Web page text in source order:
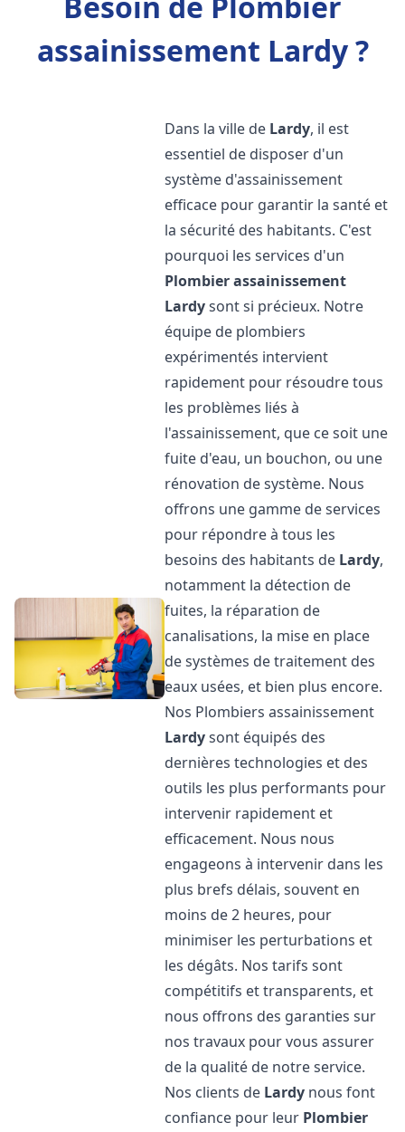
assainissement Lardy ?
Dans la ville de Lardy, il est
essentiel de disposer d'un
système d'assainissement
efficace pour garantir la santé et
la sécurité des habitants. C'est
pourquoi les services d'un
Plombier assainissement
Lardysont si précieux. Notre
équipe de plombiers
expérimentés intervient
rapidement pour résoudre tous
les problèmes liés à
l'assainissement, que ce soit une
fuite d'eau, un bouchon, ou une
rénovation de système. Nous
offrons une gamme de services
pour répondre à tous les
besoins des habitants de Lardy,
notamment la détection de
fuites, la réparation de
canalisations, la mise en place
de systèmes de traitement des
eaux usées, et bien plus encore.
Nos Plombiers assainissement
Lardysont équipés des
dernières technologies et des
outils les plus performants pour
intervenir rapidement et
efficacement. Nous nous
engageons à intervenir dans les
plus brefs délais, souvent en
moins de 2 heures, pour
minimiser les perturbations et
les dégâts. Nos tarifs sont
compétitifs et transparents, et
nous offrons des garanties sur
nos travaux pour vous assurer
de la qualité de notre service.
Nos clients de Lardy nous font
confiance pour leur Plombier